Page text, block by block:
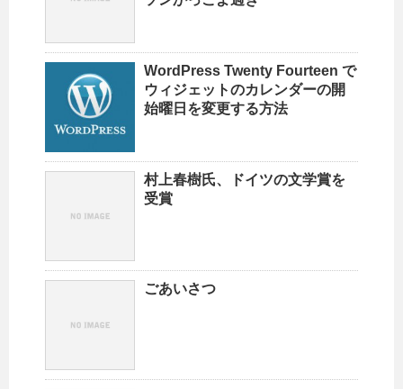
WordPress Twenty Fourteen で
ウィジェットのカレンダーの開
始曜日を変更する方法
村上春樹氏、ドイツの文学賞を
受賞
ごあいさつ